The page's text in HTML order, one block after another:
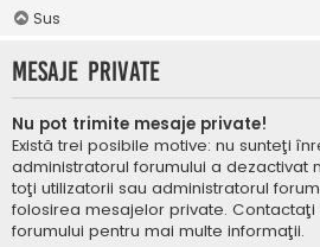
Sus
Mesaje private
Nu pot trimite mesaje private!
Există trei posibile motive: nu sunteţi
administratorul forumului a dezactivat
toţi utilizatorii sau administratorul
folosirea mesajelor private. Contactaţi
forumului pentru mai multe informaţii.